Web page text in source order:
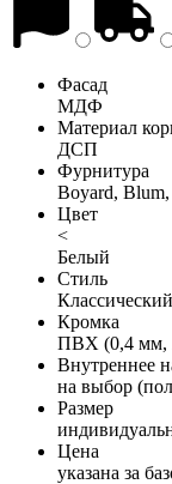
Фасад
МДФ
Материал
ДСП
Фурнитура
Boyard,
Цвет
<
Белый
Стиль
Классический
Кромка
ПВХ (0,4 мм,
Внутреннее
на выбор
Размер
Цена
указана за